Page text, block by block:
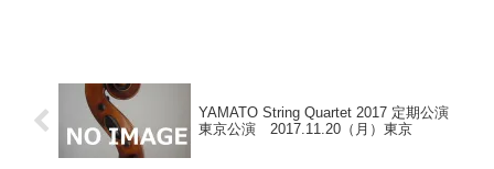
YAMATO String Quartet 2017 定期公演
東京公演 2017.11.20（月）東京